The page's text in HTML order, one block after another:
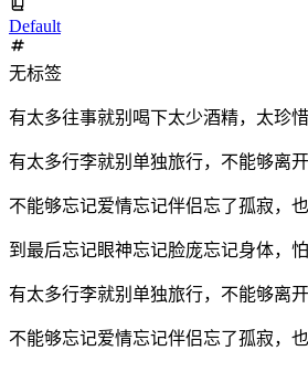
Default
无标签
有太多往事就别喝下太少酒精，太珍
有太多行李就别单独旅行，不能够离
不能够忘记爱情忘记伴侣忘了孤寂，
到最后忘记眼神忘记脸庞忘记身体
有太多行李就别单独旅行，不能够离
不能够忘记爱情忘记伴侣忘了孤寂，